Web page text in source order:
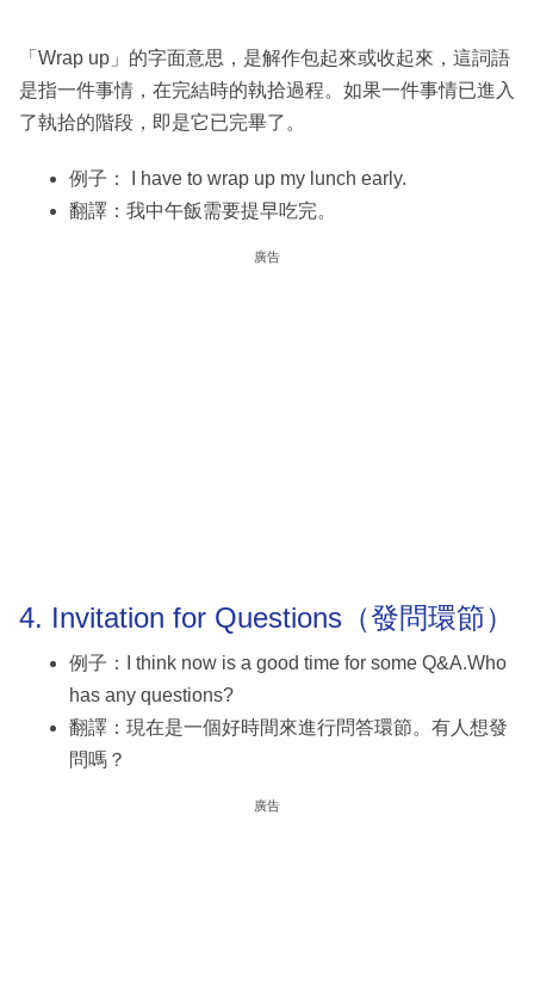
「Wrap up」的字面意思，是解作包起來或收起來，這詞語
是指一件事情，在完結時的執拾過程。如果一件事情已進入
了執拾的階段，即是它已完畢了。
例子： I have to wrap up my lunch early.
翻譯：我中午飯需要提早吃完。
廣告
4. Invitation for Questions（發問環節）
例子：I think now is a good time for some Q&A.Who
has any questions?
翻譯：現在是一個好時間來進行問答環節。有人想發
問嗎？
廣告